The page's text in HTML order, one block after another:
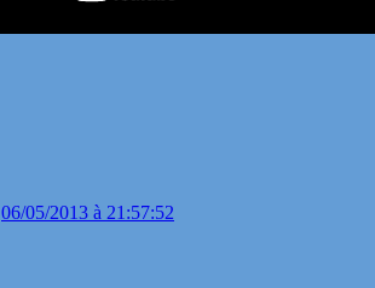
06/05/2013 à 21:57:52